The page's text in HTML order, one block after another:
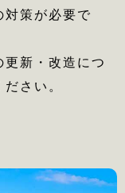
対策が必要で
新・改造につ
さい。